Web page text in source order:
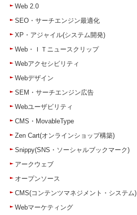
Web 2.0
SEO・サーチエンジン最適化
XP・アジャイル(システム開発)
Web・ＩＴニュースクリップ
Webアクセシビリティ
Webデザイン
SEM・サーチエンジン広告
Webユーザビリティ
CMS・MovableType
Zen Cart(オンラインショップ構築)
Snippy(SNS・ソーシャルブックマーク)
アークウェブ
オープンソース
CMS(コンテンツマネジメント・システム)
Webマーケティング